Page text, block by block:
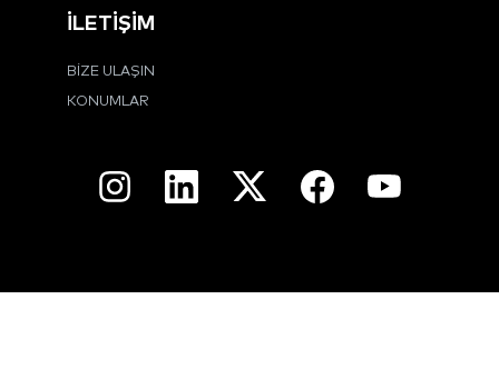
İLETIŞIM
BIZE ULAŞIN
KONUMLAR